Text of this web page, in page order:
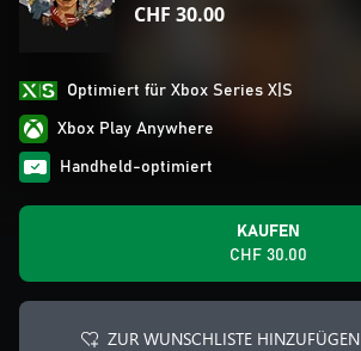
CHF 30.00
Optimiert für Xbox Series X|S
Xbox Play Anywhere
Handheld-optimiert
KAUFEN
CHF 30.00
ZUR WUNSCHLISTE HINZUFÜGEN